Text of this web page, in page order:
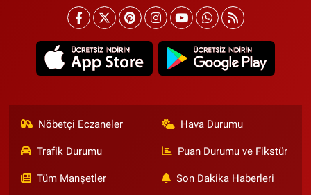
Nöbetçi Eczaneler Hava Durumu
Trafik Durumu Puan Durumu ve Fikstür
Tüm Manşetler Son Dakika Haberleri